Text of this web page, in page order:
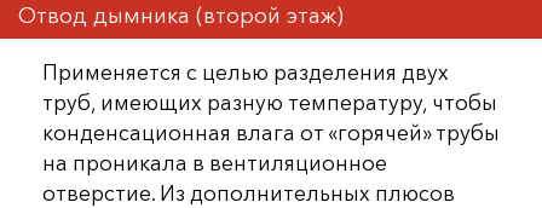
Отвод дымника (второй этаж)
Применяется с целью разделения двух
труб, имеющих разную температуру, чтобы
конденсационная влага от «горячей» трубы
на проникала в вентиляционное
отверстие. Из дополнительных плюсов